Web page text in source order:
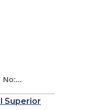
No:...
Superior